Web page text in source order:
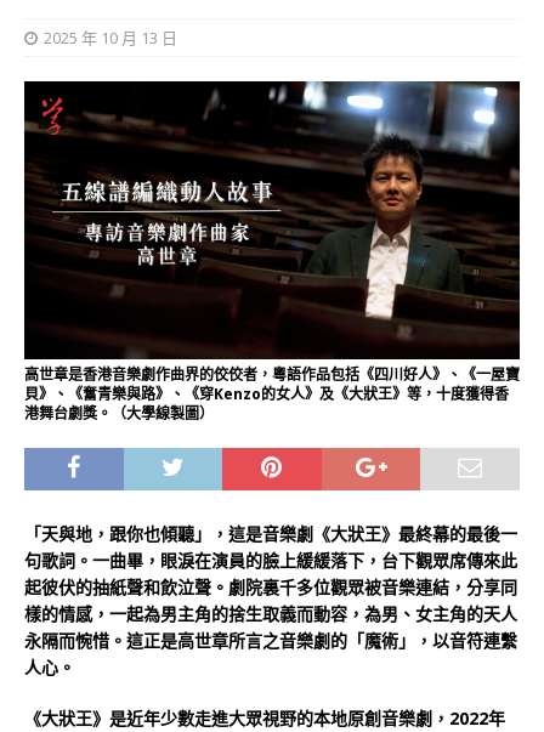
2025 年 10 月 13 日
高世章是香港音樂劇作曲界的佼佼者，粵語作品包括《四川好人》、《一屋寶
貝》、《奮青樂與路》、《穿Kenzo的女人》及《大狀王》等，十度獲得香
港舞台劇獎。（大學線製圖）
「天與地，跟你也傾聽」，這是音樂劇《大狀王》最終幕的最後一
句歌詞。一曲畢，眼淚在演員的臉上緩緩落下，台下觀眾席傳來此
起彼伏的抽紙聲和飲泣聲。劇院裏千多位觀眾被音樂連結，分享同
樣的情感，一起為男主角的捨生取義而動容，為男、女主角的天人
永隔而惋惜。這正是高世章所言之音樂劇的「魔術」，以音符連繫
人心。
《大狀王》是近年少數走進大眾視野的本地原創音樂劇，2022年